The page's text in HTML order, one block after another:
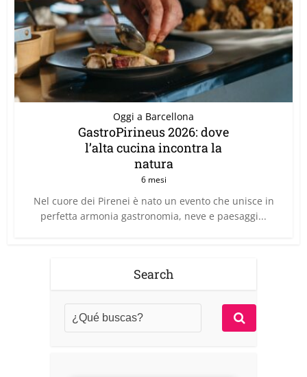
Oggi a Barcellona
GastroPirineus 2026: dove
l’alta cucina incontra la
natura
6 mesi
Nel cuore dei Pirenei è nato un evento che unisce in
perfetta armonia gastronomia, neve e paesaggi...
Search